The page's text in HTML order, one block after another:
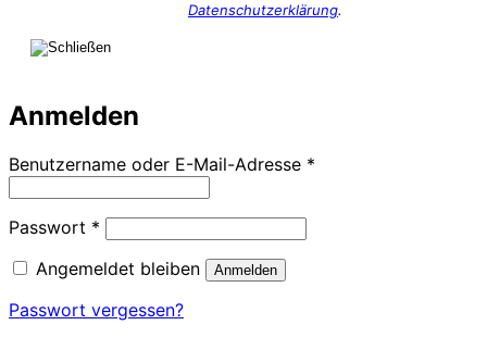
Datenschutzerklärung.
Anmelden
Benutzername oder E-Mail-Adresse *
Passwort * Erforderlich
Angemeldet bleiben
Anmelden
Passwort vergessen?